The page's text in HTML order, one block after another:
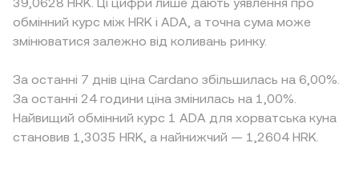
обмінний курс між HRK і ADA, а точна сума може
змінюватися залежно від коливань ринку.
За останні 7 днів ціна Cardano збільшилась на 6,00%.
За останні 24 години ціна змінилась на 1,00%.
Найвищий обмінний курс 1 ADA для хорватська куна
становив 1,3035 HRK, а найнижчий — 1,2604 HRK.